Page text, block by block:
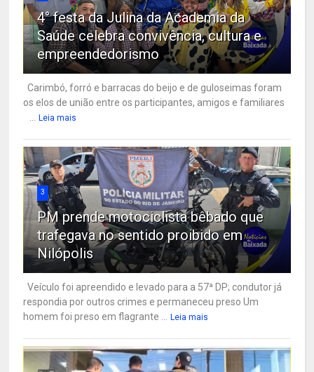
4° festa da Julina da Academia da
Saúde celebra convivência, cultura e
empreendedorismo
Carimbó, forró e barracas do beijo e de guloseimas foram
os elos de união entre os participantes, amigos e familiares
Leia mais
3
PM prende motociclista bêbado que
trafegava no sentido proibido em
Nilópolis
Veículo foi apreendido e levado para a 57ª DP; condutor já
respondia por outros crimes e permaneceu preso Um
homem foi preso em flagrante ...
Leia mais